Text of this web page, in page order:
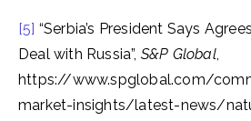
[5] “Serbia’s President Says
Deal with Russia”, S&P Global,
https://www.spglobal.com/
market-insights/latest-news/